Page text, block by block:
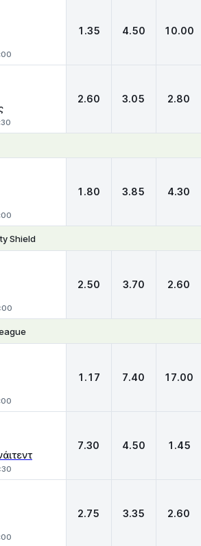
1.35 4.50 10.00
2.60 3.05 2.80
1.80 3.85 4.30
Shield
2.50 3.70 2.60
1.17 7.40 17.00
7.30 4.50 1.45
2.75 3.35 2.60